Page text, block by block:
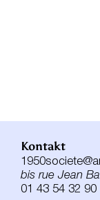
Kontakt
bis rue Jean
01 43 54 32 90